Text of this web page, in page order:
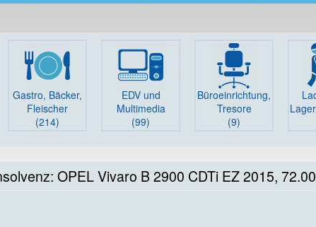
Gastro, Bäcker,
Fleischer
(214)
EDV und
Multimedia
(99)
Büro­einrichtung,
Tresore
(9)
OPEL Vivaro B 2900 CDTi EZ 2015,